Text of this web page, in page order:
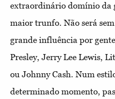
extraordinário domínio da
maior trunfo. Não será
grande influência por
Presley, Jerry Lee Lewis,
ou Johnny Cash. Num
determinado momento,